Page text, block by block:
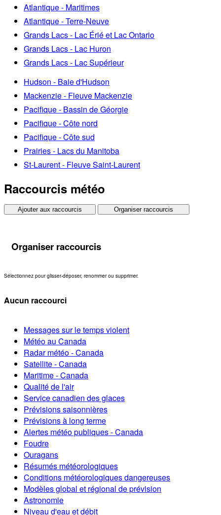
Atlantique - Maritimes
Atlantique - Terre-Neuve
Grands Lacs - Lac Érié et Lac Ontario
Grands Lacs - Lac Huron
Grands Lacs - Lac Supérieur
Hudson - Baie d'Hudson
Mackenzie - Fleuve Mackenzie
Pacifique - Bassin de Géorgie
Pacifique - Côte nord
Pacifique - Côte sud
Prairies - Lacs du Manitoba
St-Laurent - Fleuve Saint-Laurent
Raccourcis météo
Ajouter aux raccourcis Organiser raccourcis
Organiser raccourcis
Sélectionnez pour glisser-déposer, renommer ou supprimer.
Aucun raccourci
Messages sur le temps violent
Météo au Canada
Radar météo - Canada
Satellite - Canada
Maritime - Canada
Qualité de l'air
Service canadien des glaces
Prévisions saisonnières
Prévisions à long terme
Alertes météo publiques - Canada
Foudre
Ouragans
Résumés météorologiques
Conditions météorologiques dangereuses
Modèles global et régional de prévision
Astronomie
Niveau d'eau et débit